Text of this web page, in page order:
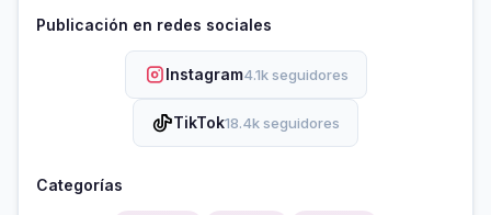
Publicación en redes sociales
Instagram4.1k seguidores
TikTok18.4k seguidores
Categorías